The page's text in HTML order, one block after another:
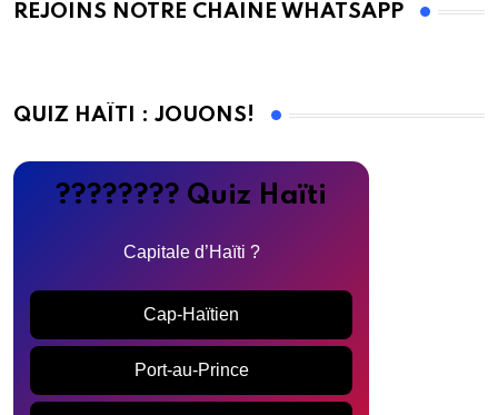
REJOINS NOTRE CHAINE WHATSAPP
QUIZ HAÏTI : JOUONS!
???????? Quiz Haïti
Capitale d’Haïti ?
Cap-Haïtien
Port-au-Prince